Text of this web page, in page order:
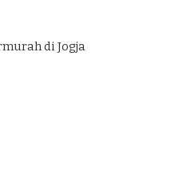
di Jogja